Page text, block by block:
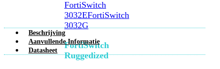
FortiSwitch
3032EFortiSwitch
3032G
FortiSwitch
Ruggedized
Beschrijving
Aanvullende Informatie
Datasheet